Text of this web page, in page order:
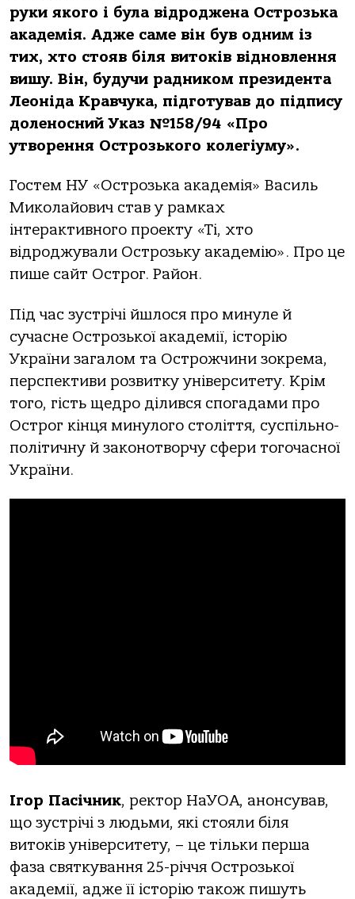
руки якого і була відроджена Острозька
академія. Адже саме він був одним із
тих, хто стояв біля витоків відновлення
вишу. Він, будучи радником президента
Леоніда Кравчука, підготував до підпису
доленосний Указ №158/94 «Про
утворення Острозького колегіуму».
Гостем НУ «Острозька академія» Василь
Миколайович став у рамках
інтерактивного проекту «Ті, хто
відроджували Острозьку академію». Про це
пише сайт Острог. Район.
Під час зустрічі йшлося про минуле й
сучасне Острозької академії, історію
України загалом та Острожчини зокрема,
перспективи розвитку університету. Крім
того, гість щедро ділився спогадами про
Острог кінця минулого століття, суспільно-
політичну й законотворчу сфери тогочасної
України.
Ігор Пасічник, ректор НаУОА, анонсував,
що зустрічі з людьми, які стояли біля
витоків університету, – це тільки перша
фаза святкування 25-річчя Острозької
академії, адже її історію також пишуть